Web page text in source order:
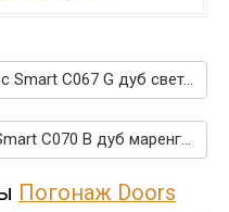
← Межкомнатные двери Омис Smart С067 G дуб светлый
Межкомнатные двери Омис Smart С070 B дуб маренго →
Погонаж Doors